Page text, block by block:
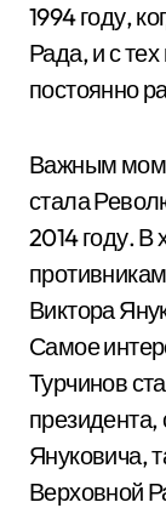
1994 году,
Рада, и с
постоянно
Важным
стала
2014 году. В
Виктора
Самое
Турчинов
президента,
Януковича,
Верховной